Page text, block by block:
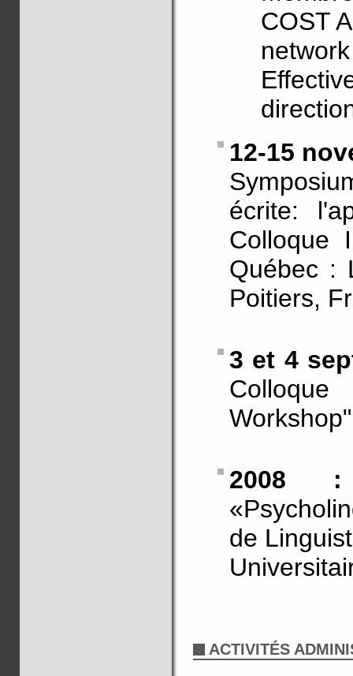
COST
12-15
écrite:
Colloque
Québec :
Poitiers,
3 et 4
2008 :
de
ACTIVITÉS